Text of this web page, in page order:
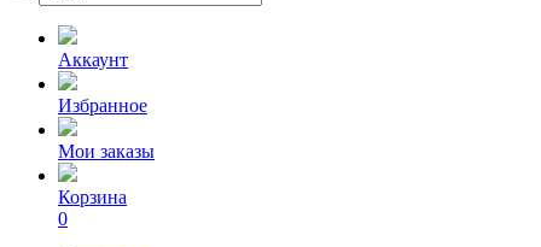
товаров
Аккаунт
Избранное
Мои заказы
Корзина
0